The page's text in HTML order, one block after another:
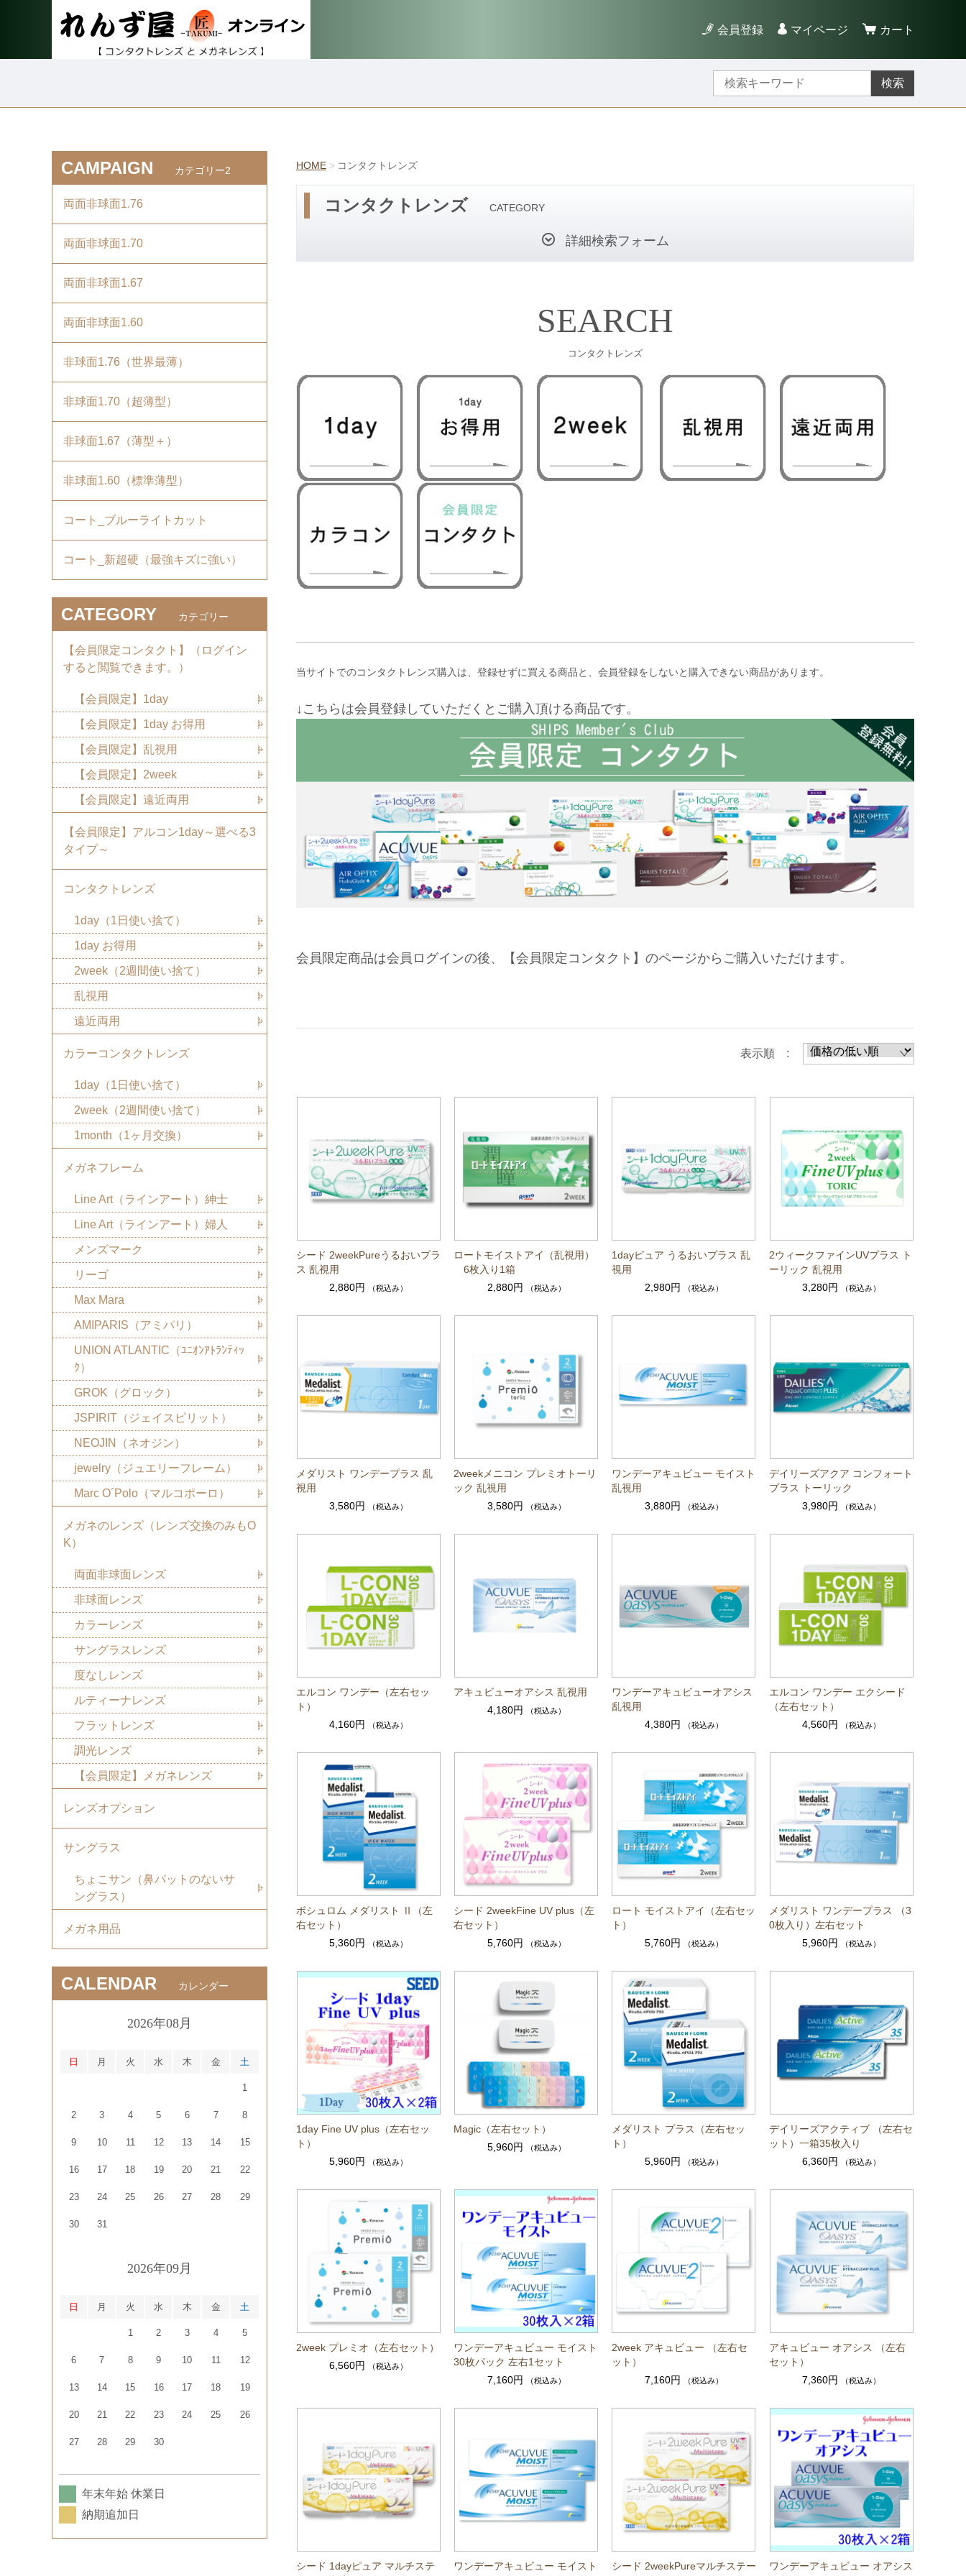
会員登録 マイページ カート
検索
HOME コンタクトレンズ
コンタクトレンズ CATEGORY
詳細検索フォーム
SEARCH
コンタクトレンズ
当サイトでのコンタクトレンズ購入は、登録せずに買える商品と、会員登録をしないと購入できない商品があります。
↓こちらは会員登録していただくとご購入頂ける商品です。
会員限定商品は会員ログインの後、【会員限定コンタクト】のページからご購入いただけます。
表示順 :
シード 2weekPureうるおいプラ
ス 乱視用
2,880円
（税込み）
ロートモイストアイ（乱視用）
6枚入り1箱
2,880円
（税込み）
1dayピュア うるおいプラス 乱
視用
2,980円
（税込み）
2ウィークファインUVプラス ト
ーリック 乱視用
3,280円
（税込み）
メダリスト ワンデープラス 乱
視用
3,580円
（税込み）
2weekメニコン プレミオトーリ
ック 乱視用
3,580円
（税込み）
ワンデーアキュビュー モイスト
乱視用
3,880円
（税込み）
デイリーズアクア コンフォート
プラス トーリック
3,980円
（税込み）
エルコン ワンデー（左右セッ
ト）
4,160円
（税込み）
アキュビューオアシス 乱視用
4,180円
（税込み）
ワンデーアキュビューオアシス
乱視用
4,380円
（税込み）
エルコン ワンデー エクシード
（左右セット）
4,560円
（税込み）
ボシュロム メダリスト Ⅱ（左
右セット）
5,360円
（税込み）
シード 2weekFine UV plus（左
右セット）
5,760円
（税込み）
ロート モイストアイ（左右セッ
ト）
5,760円
（税込み）
メダリスト ワンデープラス （3
0枚入り）左右セット
5,960円
（税込み）
1day Fine UV plus（左右セッ
ト）
5,960円
（税込み）
Magic（左右セット）
5,960円
（税込み）
メダリスト プラス（左右セッ
ト）
5,960円
（税込み）
デイリーズアクティブ （左右セ
ット）一箱35枚入り
6,360円
（税込み）
2week プレミオ（左右セット）
6,560円
（税込み）
ワンデーアキュビュー モイスト
30枚パック 左右1セット
7,160円
（税込み）
2week アキュビュー （左右セ
ット）
7,160円
（税込み）
アキュビュー オアシス （左右
セット）
7,360円
（税込み）
シード 1dayピュア マルチステ
ワンデーアキュビュー モイスト
シード 2weekPureマルチステー
ワンデーアキュビュー オアシス
CAMPAIGN カテゴリー2
両面非球面1.76
両面非球面1.70
両面非球面1.67
両面非球面1.60
非球面1.76（世界最薄）
非球面1.70（超薄型）
非球面1.67（薄型＋）
非球面1.60（標準薄型）
コート_ブルーライトカット
コート_新超硬（最強キズに強い）
CATEGORY カテゴリー
【会員限定コンタクト】（ログイン
すると閲覧できます。）
【会員限定】1day
【会員限定】1day お得用
【会員限定】乱視用
【会員限定】2week
【会員限定】遠近両用
【会員限定】アルコン1day～選べる3
タイプ～
コンタクトレンズ
1day（1日使い捨て）
1day お得用
2week（2週間使い捨て）
乱視用
遠近両用
カラーコンタクトレンズ
1day（1日使い捨て）
2week（2週間使い捨て）
1month（1ヶ月交換）
メガネフレーム
Line Art（ラインアート）紳士
Line Art（ラインアート）婦人
メンズマーク
リーゴ
Max Mara
AMIPARIS（アミパリ）
UNION ATLANTIC（ﾕﾆｵﾝｱﾄﾗﾝﾃｨｯ
ｸ）
GROK（グロック）
JSPIRIT（ジェイスピリット）
NEOJIN（ネオジン）
jewelry（ジュエリーフレーム）
Marc O´Polo（マルコポーロ）
メガネのレンズ（レンズ交換のみもO
K）
両面非球面レンズ
非球面レンズ
カラーレンズ
サングラスレンズ
度なしレンズ
ルティーナレンズ
フラットレンズ
調光レンズ
【会員限定】メガネレンズ
レンズオプション
サングラス
ちょこサン（鼻パットのないサ
ングラス）
メガネ用品
CALENDAR カレンダー
2026年08月
日 月 火 水 木 金 土
1
2 3 4 5 6 7 8
9 10 11 12 13 14 15
16 17 18 19 20 21 22
23 24 25 26 27 28 29
30 31
2026年09月
日 月 火 水 木 金 土
1 2 3 4 5
6 7 8 9 10 11 12
13 14 15 16 17 18 19
20 21 22 23 24 25 26
27 28 29 30
年末年始 休業日
納期追加日